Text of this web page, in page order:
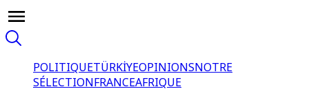
POLITIQUETÜRKİYEOPINIONSNOTRE
SÉLECTIONFRANCEAFRIQUE